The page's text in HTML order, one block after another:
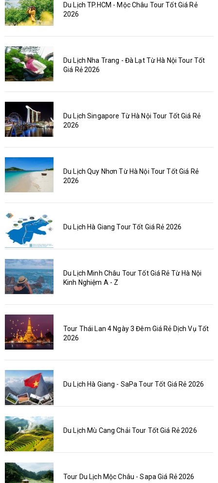
Du Lịch TP.HCM - Mộc Châu Tour Tốt Giá Rẻ
2026
Du Lịch Nha Trang - Đà Lạt Từ Hà Nội Tour Tốt
Giá Rẻ 2026
Du Lịch Singapore Từ Hà Nội Tour Tốt Giá Rẻ
2026
Du Lịch Quy Nhơn Từ Hà Nội Tour Tốt Giá Rẻ
2026
Du Lịch Hà Giang Tour Tốt Giá Rẻ 2026
Du Lịch Minh Châu Tour Tốt Giá Rẻ Từ Hà Nội
Kinh Nghiệm A - Z
Tour Thái Lan 4 Ngày 3 Đêm Giá Rẻ Dịch Vụ Tốt
2026
Du Lịch Hà Giang - SaPa Tour Tốt Giá Rẻ 2026
Du Lịch Mù Cang Chải Tour Tốt Giá Rẻ 2026
Tour Du Lịch Mộc Châu - Sapa Giá Rẻ 2026